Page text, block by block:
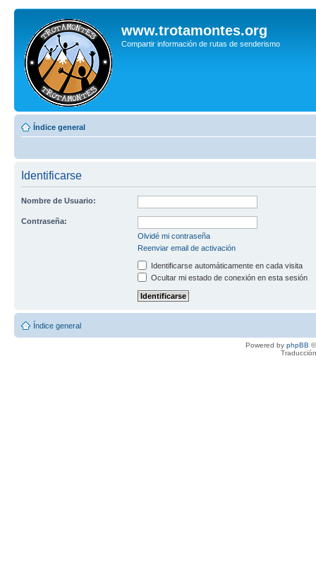
www.trotamontes.org
Compartir información de rutas de senderismo
Índice general
Identificarse
Nombre de Usuario:
Contraseña:
Olvidé mi contraseña
Reenviar email de activación
Identificarse automáticamente en cada visita
Ocultar mi estado de conexión en esta sesión
Índice general
Powered by phpBB